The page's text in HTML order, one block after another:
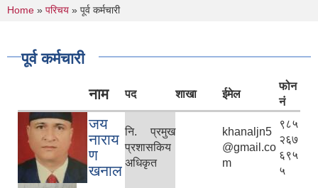
You are here
Home » परिचय » पूर्व कर्मचारी
पूर्व कर्मचारी
नाम पद शाखा ईमेल
फोन
नं
जय
नाराय
ण
खनाल
नि. प्रमुख
प्रशासकिय
अधिकृत
khanaljn5
@gmail.co
m
९८५
२६७
६९५
५